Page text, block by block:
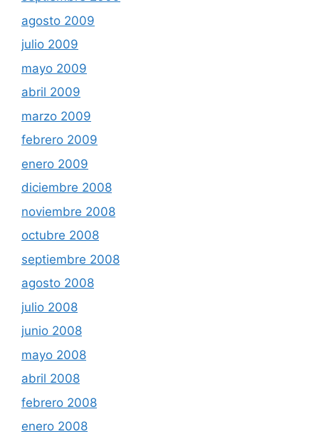
agosto 2009
julio 2009
mayo 2009
abril 2009
marzo 2009
febrero 2009
enero 2009
diciembre 2008
noviembre 2008
octubre 2008
septiembre 2008
agosto 2008
julio 2008
junio 2008
mayo 2008
abril 2008
febrero 2008
enero 2008